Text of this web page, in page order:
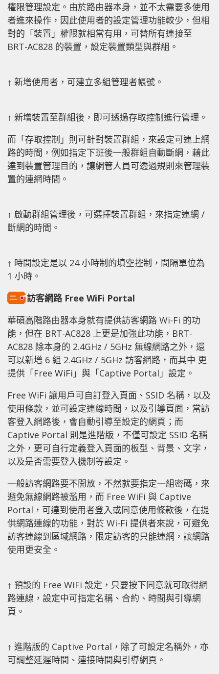
權限管理設定。由於路由器本身，並不太需要多使用
者進來操作，因此使用者的設定管理功能較少，但相
對的「裝置」權限就相當有用，可替所有連接至
BRT-AC828 的裝置，設定裝置類型與群組。
↑ 新增使用者，可建立多組管理者帳號。
↑ 新增裝置至群組後，即可透過存取控制進行管理。
而「存取控制」則可針對裝置群組，來設定可連上網
路的時間，例如指定下班後一般群組自動斷網，藉此
達到裝置管理目的，讓網管人員可透過規則來管理裝
置的連網時間。
↑ 啟動群組管理後，可選擇裝置群組，來指定連網 /
斷網的時間。
↑ 時間設定是以 24 小時制的填空控制，間隔單位為
1 小時。
訪客網路 Free WiFi Portal
華碩高階路由器本身就有提供訪客網路 Wi-Fi 的功
能，但在 BRT-AC828 上更是加強此功能，BRT-
AC828 除本身的 2.4GHz / 5GHz 無線網路之外，還
可以新增 6 組 2.4GHz / 5GHz 訪客網路，而其中 更
提供「Free WiFi」與「Captive Portal」設定。
Free WiFi 讓用戶可自訂登入頁面、SSID 名稱，以及
使用條款，並可設定連線時間，以及引導頁面，當訪
客登入網路後，會自動引導至設定的網頁；而
Captive Portal 則是進階版，不僅可設定 SSID 名稱
之外，更可自行定義登入頁面的板型、背景、文字，
以及是否需要登入機制等設定。
一般訪客網路要不開放，不然就要指定一組密碼，來
避免無線網路被濫用，而 Free WiFi 與 Captive
Portal，可達到使用者登入或同意使用條款後，在提
供網路連線的功能，對於 Wi-Fi 提供者來說，可避免
訪客連線到區域網路，限定訪客的只能連網，讓網路
使用更安全。
↑ 預設的 Free WiFi 設定，只要按下同意就可取得網
路連線，設定中可指定名稱、合約、時間與引導網
頁。
↑ 進階版的 Captive Portal，除了可設定名稱外，亦
可調整延遲時間、連接時間與引導網頁。